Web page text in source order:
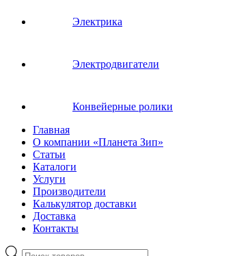
Электрика
Электродвигатели
Конвейерные ролики
Главная
О компании «Планета Зип»
Статьи
Каталоги
Услуги
Производители
Калькулятор доставки
Доставка
Контакты
Поиск